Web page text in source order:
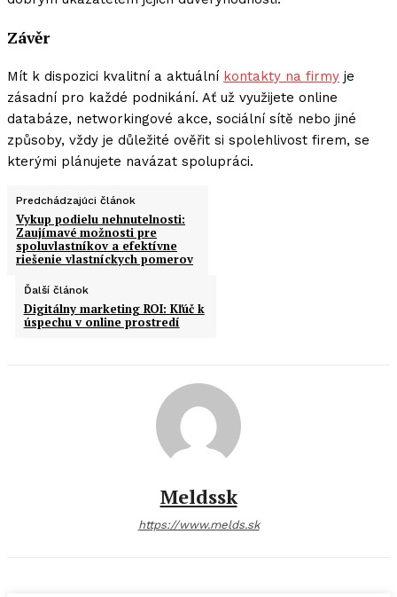
Závěr
Mít k dispozici kvalitní a aktuální kontakty na firmy je
zásadní pro každé podnikání. Ať už využijete online
databáze, networkingové akce, sociální sítě nebo jiné
způsoby, vždy je důležité ověřit si spolehlivost firem, se
kterými plánujete navázat spolupráci.
Predchádzajúci článok
Vykup podielu nehnutelnosti:
Zaujímavé možnosti pre
spoluvlastníkov a efektívne
riešenie vlastníckych pomerov
Ďalší článok
Digitálny marketing ROI: Kľúč k
úspechu v online prostredí
Meldssk
https://www.melds.sk